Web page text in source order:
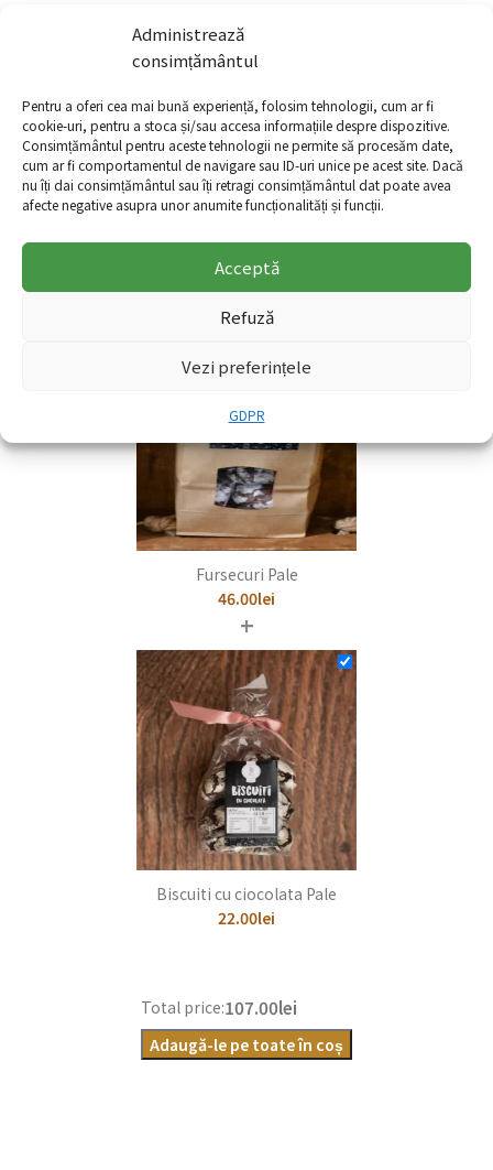
Administrează
consimțământul
Pentru a oferi cea mai bună experiență, folosim tehnologii, cum ar fi
cookie-uri, pentru a stoca și/sau accesa informațiile despre dispozitive.
Consimțământul pentru aceste tehnologii ne permite să procesăm date,
cum ar fi comportamentul de navigare sau ID-uri unice pe acest site. Dacă
nu îți dai consimțământul sau îți retragi consimțământul dat poate avea
afecte negative asupra unor anumite funcționalități și funcții.
Acceptă
Refuză
Vezi preferințele
GDPR
39.00lei
+
Fursecuri Pale
46.00lei
+
Biscuiti cu ciocolata Pale
22.00lei
Total price:107.00lei
Adaugă-le pe toate în coș